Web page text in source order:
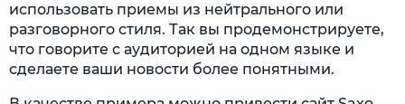
использовать приемы из нейтрального или
разговорного стиля. Так вы продемонстрируете,
что говорите с аудиторией на одном языке и
сделаете ваши новости более понятными.